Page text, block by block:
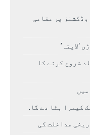
پر مقامی
‘لاپتہ’
شروع کرنے کا
مداخلت کی